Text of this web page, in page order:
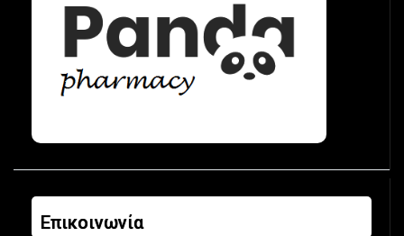
Επικοινωνία